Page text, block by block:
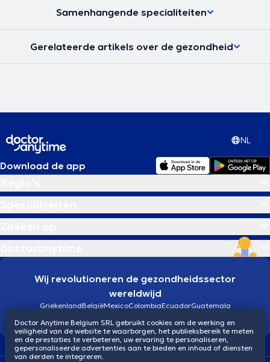
Samenhangende specialiteiten
Gerelateerde artikels over de gezondheid
NL
Download de app
Wij revolutioneren de gezondheidssector
wereldwijd
GriekenlandBelgiëMexicoColombiaEcuadorGuatemala
Doctor Anytime Belgium SRL gebruikt cookies om de werking en
veiligheid van de website te waarborgen, het publieksbereik te meten
en de prestaties te verbeteren, uw ervaring te personaliseren,
gepersonaliseerde advertenties aan te bieden en inhoud of diensten
van derden te integreren.